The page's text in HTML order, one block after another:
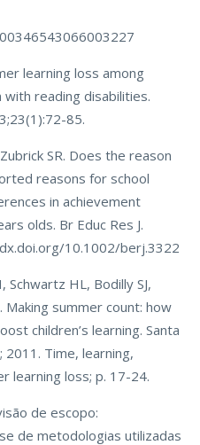
learning loss among
reading disabilities.
85.
SR. Does the reason
reasons for school
in achievement
olds. Br Educ Res J.
10.1002/berj.3322
Schwartz HL, Bodilly SJ,
Making summer count: how
children’s learning. Santa
2011. Time, learning,
learning loss; p. 17-24.
de escopo:
de metodologias utilizadas